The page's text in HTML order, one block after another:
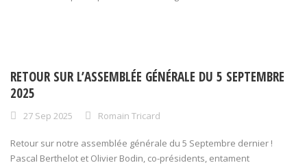
RETOUR SUR L’ASSEMBLÉE GÉNÉRALE DU 5 SEPTEMBRE
2025
27 Sep 2025 Romain Tricard
Retour sur notre assemblée générale du 5 Septembre dernier !
Pascal Berthelot et Olivier Bodin, co-présidents, entament